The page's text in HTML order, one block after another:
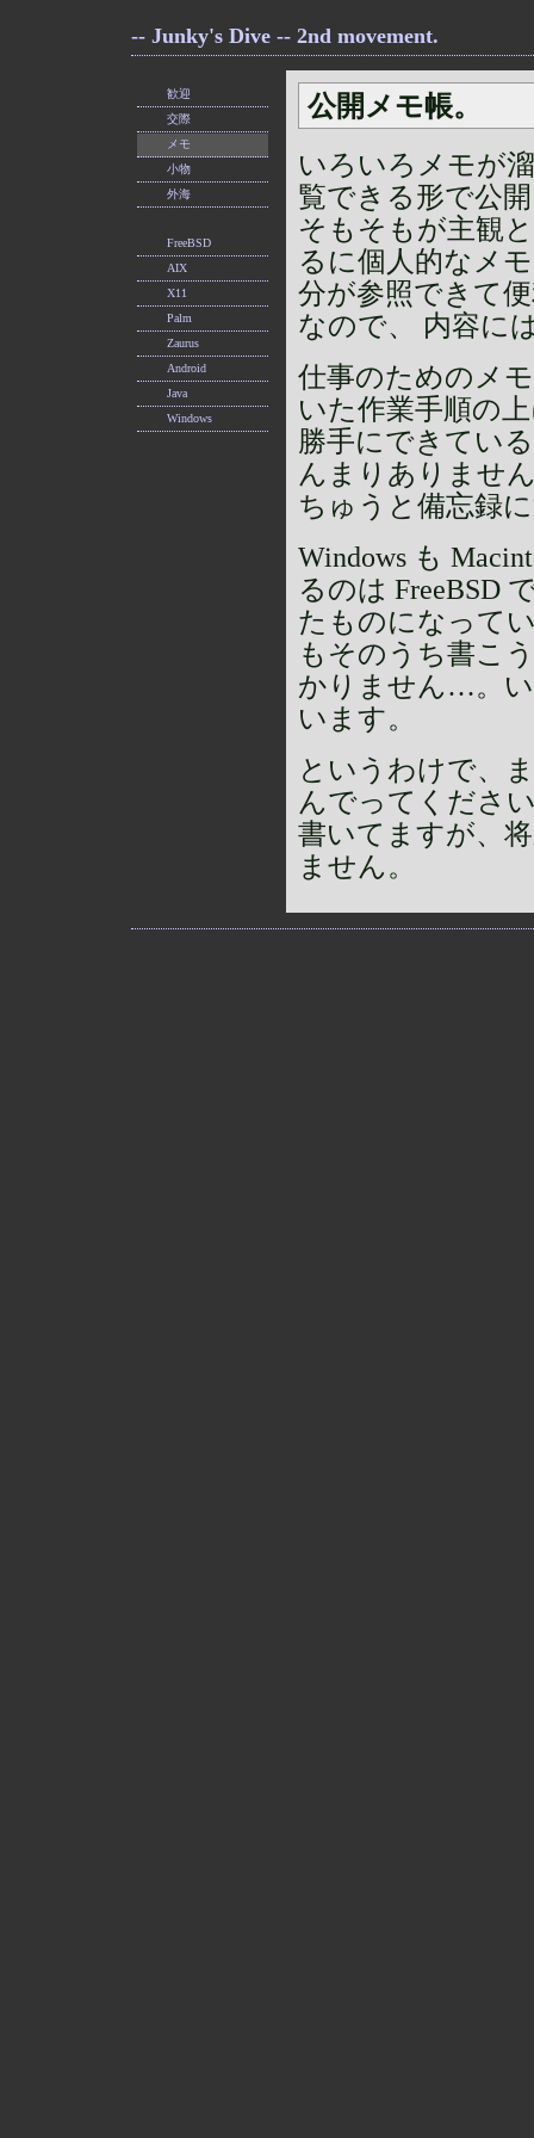
-- Junky's Dive -- 2nd movement.
公開メモ帳。
いろいろメモが
覧できる形で公
そもそもが主観
るに個人的なメ
分が参照できて
なので、 内容に
仕事のためのメ
いた作業手順の
勝手にできてい
んまりありませ
ちゅうと備忘録
Windows も
るのは FreeBSD
たものになって
もそのうち書こ
かりません…。
います。
というわけで、
んでってくださ
書いてますが、
ません。
歓迎
交際
メモ
小物
外海
FreeBSD
AIX
X11
Palm
Zaurus
Android
Java
Windows